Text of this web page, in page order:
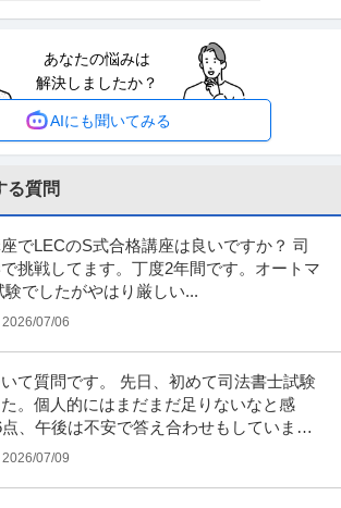
経理／土日祝休み／服装自由／賞与4か月分
業月10時間
昇給あり
円
じ、…続きを見る
（アパート）シニア活躍中／残業10h程度／
業”認定企業
給 昇給あり 在宅ワーク
万円
【中野】現場品質検査（アパート）◆シニア活躍中｜
…続きを見る
提供：doda
祝休み／残業ほぼなし
ディングス
あなたの悩みは
解決しましたか？
AIにも聞いてみる
る質問
でLECのS式合格講座は良いですか？ 司
挑戦してます。丁度2年間です。オートマ
でしたがやはり厳しい...
2026/07/06
て質問です。 先日、初めて司法書士試験
。個人的にはまだまだ足りないなと感
、午後は不安で答え合わせもしていませ
2026/07/09